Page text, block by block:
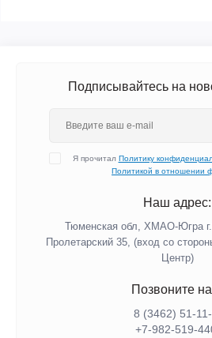
Подписывайтесь на
Я прочитал Политику
Политикой в отношении
Наш адрес:
Тюменская обл, ХМАО-Югра
Пролетарский 35, (вход со
Центр)
Позвоните
8 (3462) 51-
+7-982-519-